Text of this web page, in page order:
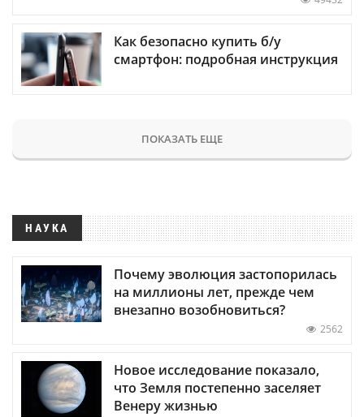
Как безопасно купить б/у
смартфон: подробная инструкция
ПОКАЗАТЬ ЕЩЕ
НАУКА
Почему эволюция застопорилась
на миллионы лет, прежде чем
внезапно возобновиться?
2562
Новое исследование показало,
что Земля постепенно заселяет
Венеру жизнью